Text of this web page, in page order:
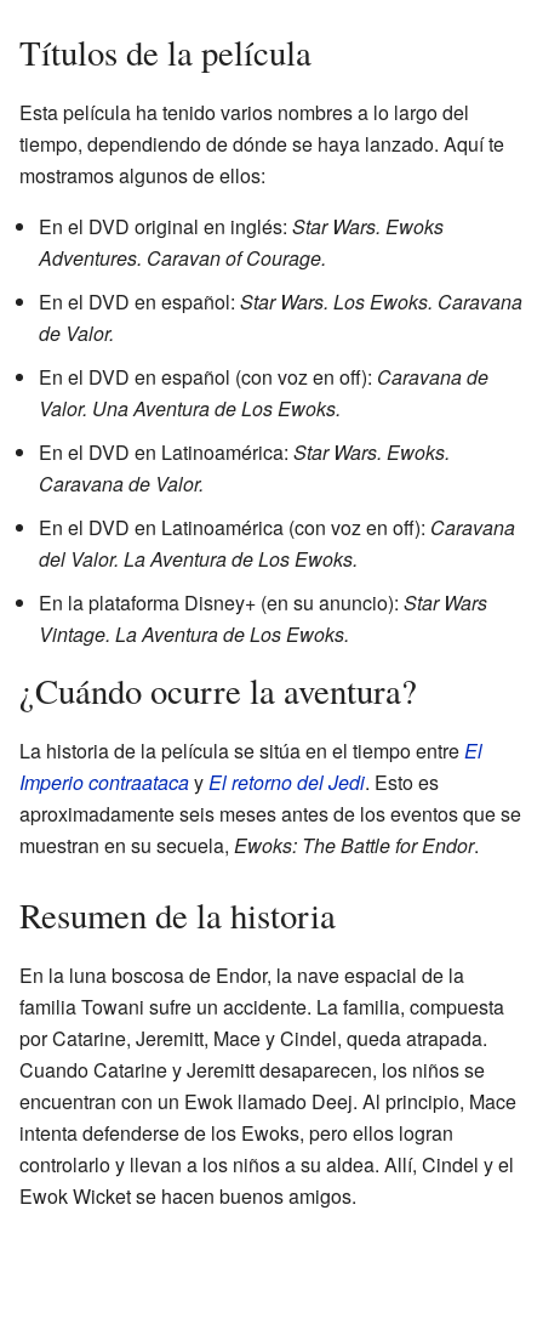
Títulos de la película
Esta película ha tenido varios nombres a lo largo del
tiempo, dependiendo de dónde se haya lanzado. Aquí te
mostramos algunos de ellos:
En el DVD original en inglés: Star Wars. Ewoks
Adventures. Caravan of Courage.
En el DVD en español: Star Wars. Los Ewoks. Caravana
de Valor.
En el DVD en español (con voz en off): Caravana de
Valor. Una Aventura de Los Ewoks.
En el DVD en Latinoamérica: Star Wars. Ewoks.
Caravana de Valor.
En el DVD en Latinoamérica (con voz en off): Caravana
del Valor. La Aventura de Los Ewoks.
En la plataforma Disney+ (en su anuncio): Star Wars
Vintage. La Aventura de Los Ewoks.
¿Cuándo ocurre la aventura?
La historia de la película se sitúa en el tiempo entreEl
Imperio contraatacayEl retorno del Jedi. Esto es
aproximadamente seis meses antes de los eventos que se
muestran en su secuela, Ewoks: The Battle for Endor.
Resumen de la historia
En la luna boscosa de Endor, la nave espacial de la
familia Towani sufre un accidente. La familia, compuesta
por Catarine, Jeremitt, Mace y Cindel, queda atrapada.
Cuando Catarine y Jeremitt desaparecen, los niños se
encuentran con un Ewok llamado Deej. Al principio, Mace
intenta defenderse de los Ewoks, pero ellos logran
controlarlo y llevan a los niños a su aldea. Allí, Cindel y el
Ewok Wicket se hacen buenos amigos.